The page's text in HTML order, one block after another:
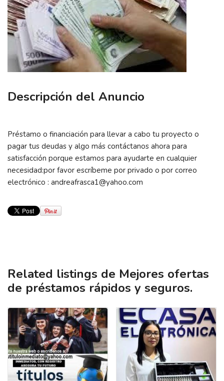
Descripción del Anuncio
Préstamo o financiación para llevar a cabo tu proyecto o
pagar tus deudas y algo más contáctanos ahora para
satisfacción porque estamos para ayudarte en cualquier
necesidad:por favor escríbeme por privado o por correo
electrónico : andreafrasca1@yahoo.com
Related listings de Mejores ofertas
de préstamos rápidos y seguros.